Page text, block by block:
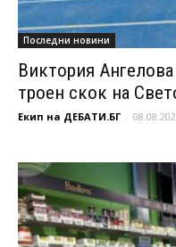
Последни новини
Виктория
троен скок на
Екип на ДЕБАТИ.БГ -